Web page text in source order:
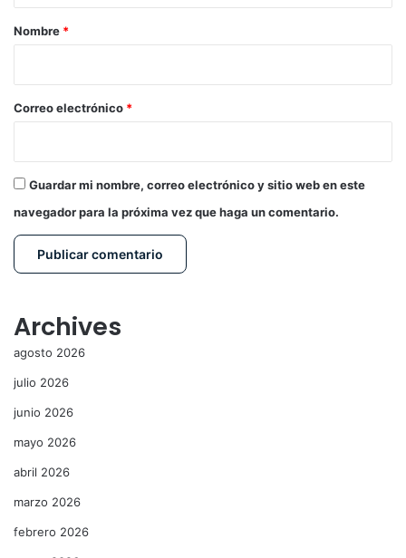
r
*
Nombre *
Correo electrónico *
Guardar mi nombre, correo electrónico y sitio web en este
navegador para la próxima vez que haga un comentario.
Archives
agosto 2026
julio 2026
junio 2026
mayo 2026
abril 2026
marzo 2026
febrero 2026